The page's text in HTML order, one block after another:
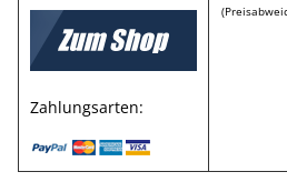
Zahlungsarten: